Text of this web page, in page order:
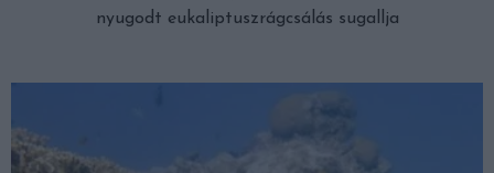
nyugodt eukaliptuszrágcsálás sugallja